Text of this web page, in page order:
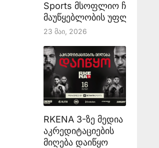
Sports მსოფლიო
მაუწყებლობის უფლებას
23 Მაი, 2026
RKENA 3-ზე მედია
აკრედიტაციების
მიღება დაიწყო